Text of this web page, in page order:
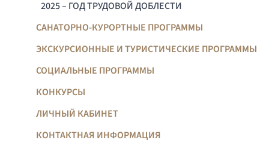
2025 – ГОД ТРУДОВОЙ ДОБЛЕСТИ
САНАТОРНО-КУРОРТНЫЕ ПРОГРАММЫ
ЭКСКУРСИОННЫЕ И ТУРИСТИЧЕСКИЕ ПРОГРАММЫ
СОЦИАЛЬНЫЕ ПРОГРАММЫ
КОНКУРСЫ
ЛИЧНЫЙ КАБИНЕТ
КОНТАКТНАЯ ИНФОРМАЦИЯ